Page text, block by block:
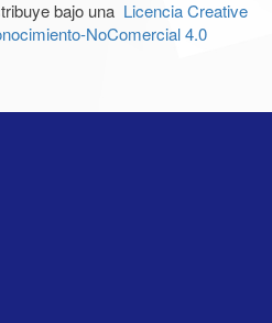
bajo una Licencia Creative
NoComercial 4.0